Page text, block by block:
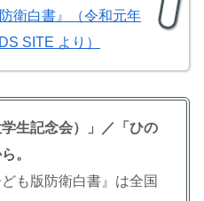
衛白書』（令和元年
SITE より）
生記念会）」／「ひの
。
も版防衛白書』は全国